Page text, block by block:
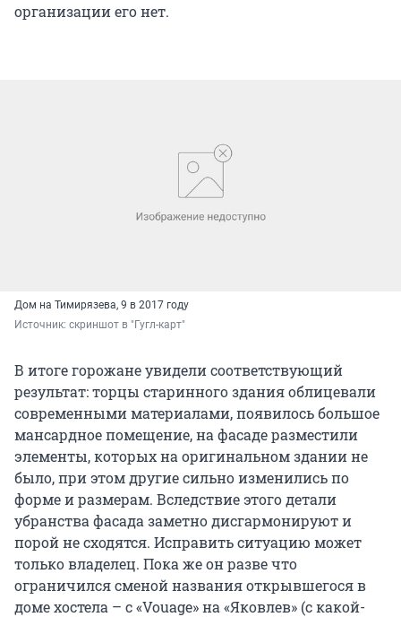
организации его нет.
Дом на Тимирязева, 9 в 2017 году
Источник: скриншот в "Гугл-карт"
В итоге горожане увидели соответствующий
результат: торцы старинного здания облицевали
современными материалами, появилось большое
мансардное помещение, на фасаде разместили
элементы, которых на оригинальном здании не
было, при этом другие сильно изменились по
форме и размерам. Вследствие этого детали
убранства фасада заметно дисгармонируют и
порой не сходятся. Исправить ситуацию может
только владелец. Пока же он разве что
ограничился сменой названия открывшегося в
доме хостела – с «Vouage» на «Яковлев» (с какой-